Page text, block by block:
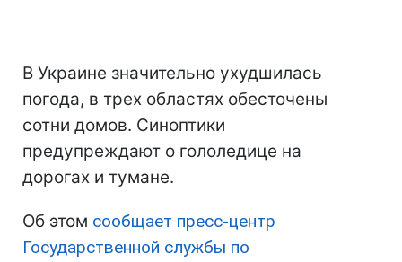
В Украине значительно ухудшилась
погода, в трех областях обесточены
сотни домов. Синоптики
предупреждают о гололедице на
дорогах и тумане.
Об этом сообщает пресс-центр
Государственной службы по